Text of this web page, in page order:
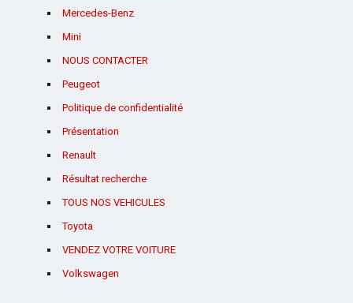
Mercedes-Benz
Mini
NOUS CONTACTER
Peugeot
Politique de confidentialité
Présentation
Renault
Résultat recherche
TOUS NOS VEHICULES
Toyota
VENDEZ VOTRE VOITURE
Volkswagen